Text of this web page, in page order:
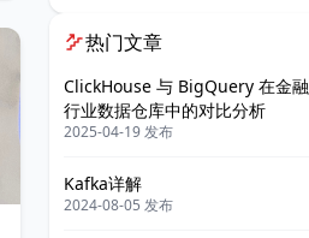
热门文章
ClickHouse 与 BigQuery 在金融
行业数据仓库中的对比分析
2025-04-19 发布
Kafka详解
2024-08-05 发布